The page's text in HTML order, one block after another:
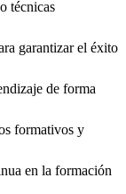
técnicas
garantizar el éxito
de forma
formativos y
en la formación